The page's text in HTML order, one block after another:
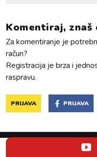
Komentiraj, znaš
Za komentiranje je
račun?
Registracija je brza i
raspravu.
PRIJAVA PRIJAVA